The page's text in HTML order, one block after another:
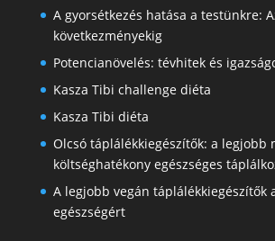
A gyorsétkezés hatása a testünkre:
következményekig
Potencianövelés: tévhitek és
Kasza Tibi challenge diéta
Kasza Tibi diéta
Olcsó táplálékkiegészítők: a legjobb
költséghatékony egészséges
A legjobb vegán táplálékkiegészítők
egészségért